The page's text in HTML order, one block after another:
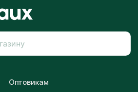
Оптовикам